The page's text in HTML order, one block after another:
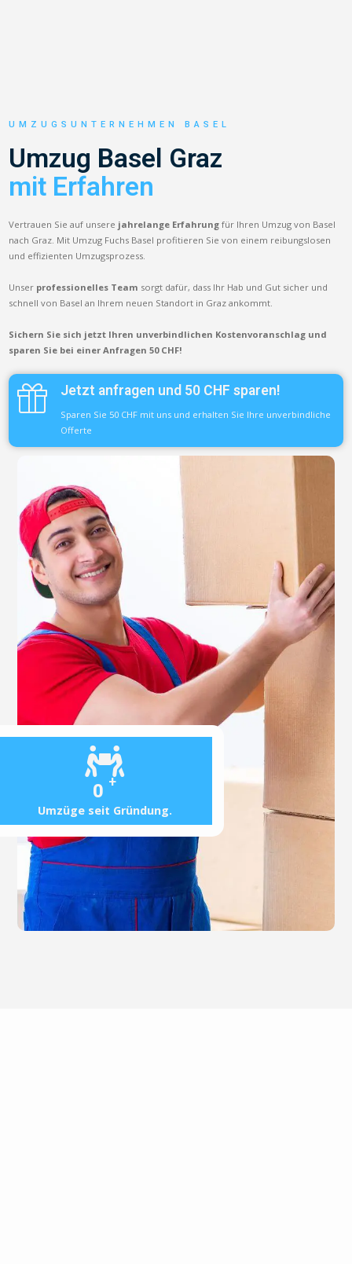
0 +
Umzüge seit Gründung.
UMZUGSUNTERNEHMEN BASEL
Umzug Basel Graz
mit Erfahren
Vertrauen Sie auf unsere jahrelange Erfahrung für Ihren Umzug von Basel
nach Graz. Mit Umzug Fuchs Basel profitieren Sie von einem reibungslosen
und effizienten Umzugsprozess.
Unser professionelles Team sorgt dafür, dass Ihr Hab und Gut sicher und
schnell von Basel an Ihrem neuen Standort in Graz ankommt.
Sichern Sie sich jetzt Ihren unverbindlichen Kostenvoranschlag und
sparen Sie bei einer Anfragen 50 CHF!
Jetzt anfragen und 50 CHF sparen!
Sparen Sie 50 CHF mit uns und erhalten Sie Ihre unverbindliche
Offerte